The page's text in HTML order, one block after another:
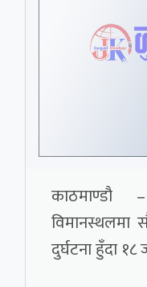
काठमाण्डौ –
विमानस्थलमा
दुर्घटना हुँदा